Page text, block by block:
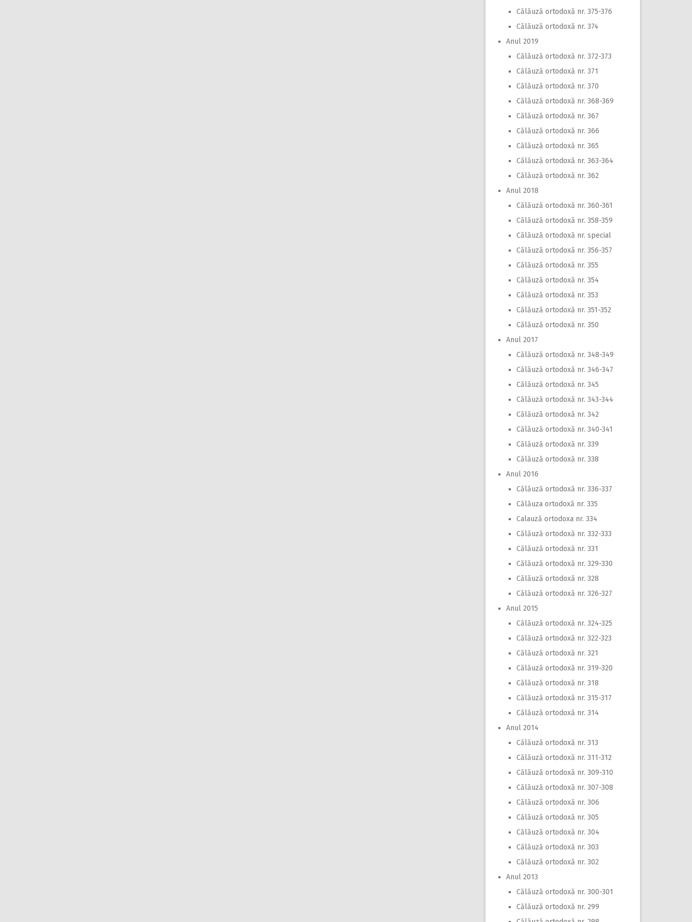
Călăuză ortodoxă nr. 375-376
Călăuză ortodoxă nr. 374
Anul 2019
Călăuză ortodoxă nr. 372-373
Călăuză ortodoxă nr. 371
Călăuză ortodoxă nr. 370
Călăuză ortodoxă nr. 368-369
Călăuză ortodoxă nr. 367
Călăuză ortodoxă nr. 366
Călăuză ortodoxă nr. 365
Călăuză ortodoxă nr. 363-364
Călăuză ortodoxă nr. 362
Anul 2018
Călăuză ortodoxă nr. 360-361
Călăuză ortodoxă nr. 358-359
Călăuză ortodoxă nr. special
Călăuză ortodoxă nr. 356-357
Călăuză ortodoxă nr. 355
Călăuză ortodoxă nr. 354
Călăuză ortodoxă nr. 353
Călăuză ortodoxă nr. 351-352
Călăuză ortodoxă nr. 350
Anul 2017
Călăuză ortodoxă nr. 348-349
Călăuză ortodoxă nr. 346-347
Călăuză ortodoxă nr. 345
Călăuză ortodoxă nr. 343-344
Călăuză ortodoxă nr. 342
Călăuză ortodoxă nr. 340-341
Călăuză ortodoxă nr. 339
Călăuză ortodoxă nr. 338
Anul 2016
Călăuză ortodoxă nr. 336-337
Călăuza ortodoxă nr. 335
Calauză ortodoxa nr. 334
Călăuză ortodoxă nr. 332-333
Călăuză ortodoxă nr. 331
Călăuză ortodoxă nr. 329-330
Călăuză ortodoxă nr. 328
Călăuză ortodoxă nr. 326-327
Anul 2015
Călăuză ortodoxă nr. 324-325
Călăuză ortodoxă nr. 322-323
Călăuză ortodoxă nr. 321
Călăuză ortodoxă nr. 319-320
Călăuză ortodoxă nr. 318
Călăuză ortodoxă nr. 315-317
Călăuză ortodoxă nr. 314
Anul 2014
Călăuză ortodoxă nr. 313
Călăuză ortodoxă nr. 311-312
Călăuză ortodoxă nr. 309-310
Călăuză ortodoxă nr. 307-308
Călăuză ortodoxă nr. 306
Călăuză ortodoxă nr. 305
Călăuză ortodoxă nr. 304
Călăuză ortodoxă nr. 303
Călăuză ortodoxă nr. 302
Anul 2013
Călăuză ortodoxă nr. 300-301
Călăuză ortodoxă nr. 299